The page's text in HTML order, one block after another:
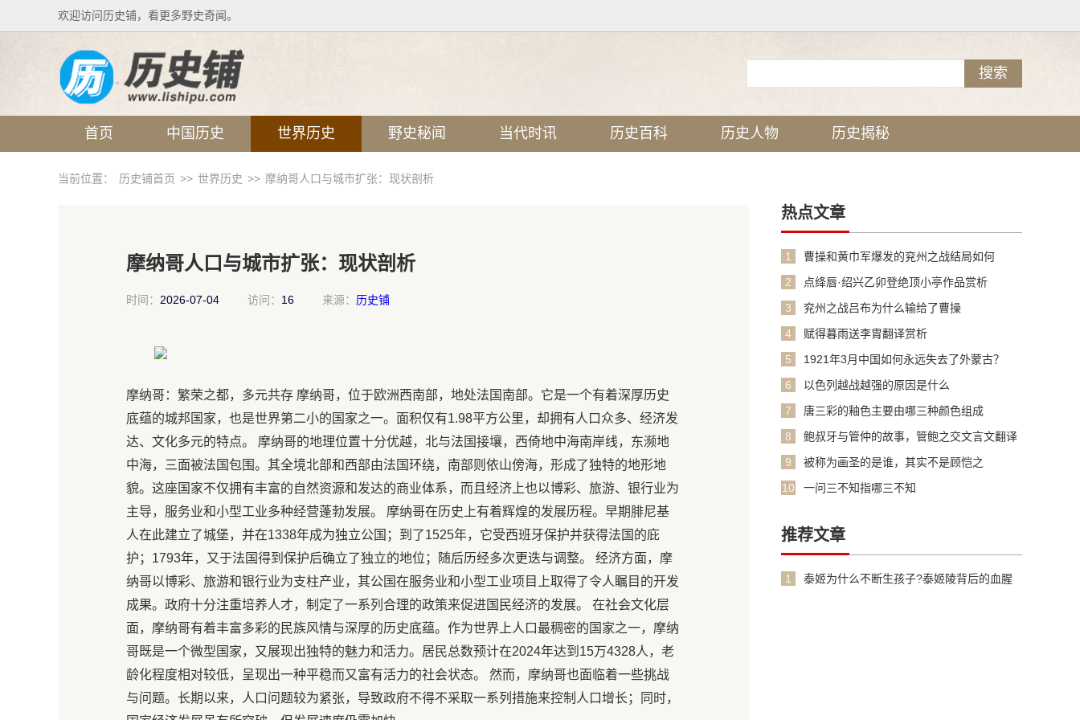
欢迎访问历史铺，看更多野史奇闻。
首页 中国历史 世界历史 野史秘闻 当代时讯 历史百科 历史人物 历史揭秘
当前位置： 历史铺首页 >> 世界历史 >> 摩纳哥人口与城市扩张：现状剖析
摩纳哥人口与城市扩张：现状剖析
时间： 2026-07-04 访问： 16 来源： 历史铺
摩纳哥：繁荣之都，多元共存 摩纳哥，位于欧洲西南部，地处法国南部。它是一个有着深厚历史
底蕴的城邦国家，也是世界第二小的国家之一。面积仅有1.98平方公里，却拥有人口众多、经济发
达、文化多元的特点。 摩纳哥的地理位置十分优越，北与法国接壤，西倚地中海南岸线，东濒地
中海，三面被法国包围。其全境北部和西部由法国环绕，南部则依山傍海，形成了独特的地形地
貌。这座国家不仅拥有丰富的自然资源和发达的商业体系，而且经济上也以博彩、旅游、银行业为
主导，服务业和小型工业多种经营蓬勃发展。 摩纳哥在历史上有着辉煌的发展历程。早期腓尼基
人在此建立了城堡，并在1338年成为独立公国；到了1525年，它受西班牙保护并获得法国的庇
护；1793年，又于法国得到保护后确立了独立的地位；随后历经多次更迭与调整。 经济方面，摩
纳哥以博彩、旅游和银行业为支柱产业，其公国在服务业和小型工业项目上取得了令人瞩目的开发
成果。政府十分注重培养人才，制定了一系列合理的政策来促进国民经济的发展。 在社会文化层
面，摩纳哥有着丰富多彩的民族风情与深厚的历史底蕴。作为世界上人口最稠密的国家之一，摩纳
哥既是一个微型国家，又展现出独特的魅力和活力。居民总数预计在2024年达到15万4328人，老
龄化程度相对较低，呈现出一种平稳而又富有活力的社会状态。 然而，摩纳哥也面临着一些挑战
与问题。长期以来，人口问题较为紧张，导致政府不得不采取一系列措施来控制人口增长；同时，
热点文章
1
曹操和黄巾军爆发的兖州之战结局如何
2
点绛唇·绍兴乙卯登绝顶小亭作品赏析
3
兖州之战吕布为什么输给了曹操
4
赋得暮雨送李胄翻译赏析
5
1921年3月中国如何永远失去了外蒙古？
6
以色列越战越强的原因是什么
7
唐三彩的釉色主要由哪三种颜色组成
8
鲍叔牙与管仲的故事，管鲍之交文言文翻译
9
被称为画圣的是谁，其实不是顾恺之
10
一问三不知指哪三不知
推荐文章
1
泰姬为什么不断生孩子?泰姬陵背后的血腥